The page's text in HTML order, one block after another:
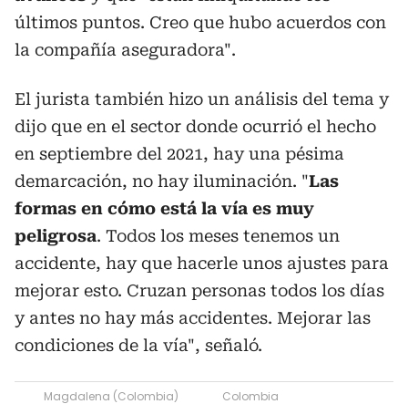
últimos puntos. Creo que hubo acuerdos con
la compañía aseguradora".
El jurista también hizo un análisis del tema y
dijo que en el sector donde ocurrió el hecho
en septiembre del 2021, hay una pésima
demarcación, no hay iluminación. "Las
formas en cómo está la vía es muy
peligrosa. Todos los meses tenemos un
accidente, hay que hacerle unos ajustes para
mejorar esto. Cruzan personas todos los días
y antes no hay más accidentes. Mejorar las
condiciones de la vía", señaló.
Magdalena (Colombia) Colombia